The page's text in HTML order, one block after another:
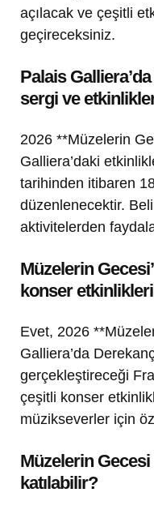
açılacak ve çeşitli
geçireceksiniz.
Palais
sergi ve
2026 **Müzelerin
Galliera’daki
tarihinden itibaren
düzenlenecektir.
aktivitelerden
Müzelerin
konser
Evet, 2026
Galliera’da
gerçekleştireceği
çeşitli konser
müzikseverler için
Müzelerin
katılabilir?